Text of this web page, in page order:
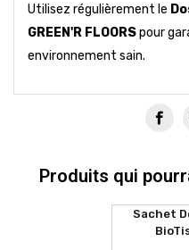
Utilisez régulièrement le
GREEN'R FLOORSpour
environnement sain.
Produits qui
Sachet